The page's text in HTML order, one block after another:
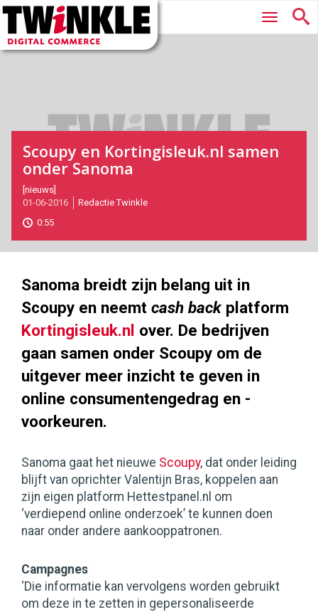
Twinkle
Digital
Commerce
Hoofdmenu
Scoupy en Kortingisleuk.nl samen
onder Sanoma
2016-
06-
01T11:11:00
2017-
05-
[nieuws]
01-06-2016
Redactie Twinkle
0:55
Sanoma breidt zijn belang uit in
Scoupy en neemt cash backplatform
Kortingisleuk.nl over. De bedrijven
gaan samen onder Scoupy om de
uitgever meer inzicht te geven in
online consumentengedrag en -
voorkeuren.
Sanoma gaat het nieuwe Scoupy, dat onder leiding
blijft van oprichter Valentijn Bras, koppelen aan
zijn eigen platform Hettestpanel.nl om
‘verdiepend online onderzoek’ te kunnen doen
naar onder andere aankooppatronen.
Campagnes
‘Die informatie kan vervolgens worden gebruikt
om deze in te zetten in gepersonaliseerde